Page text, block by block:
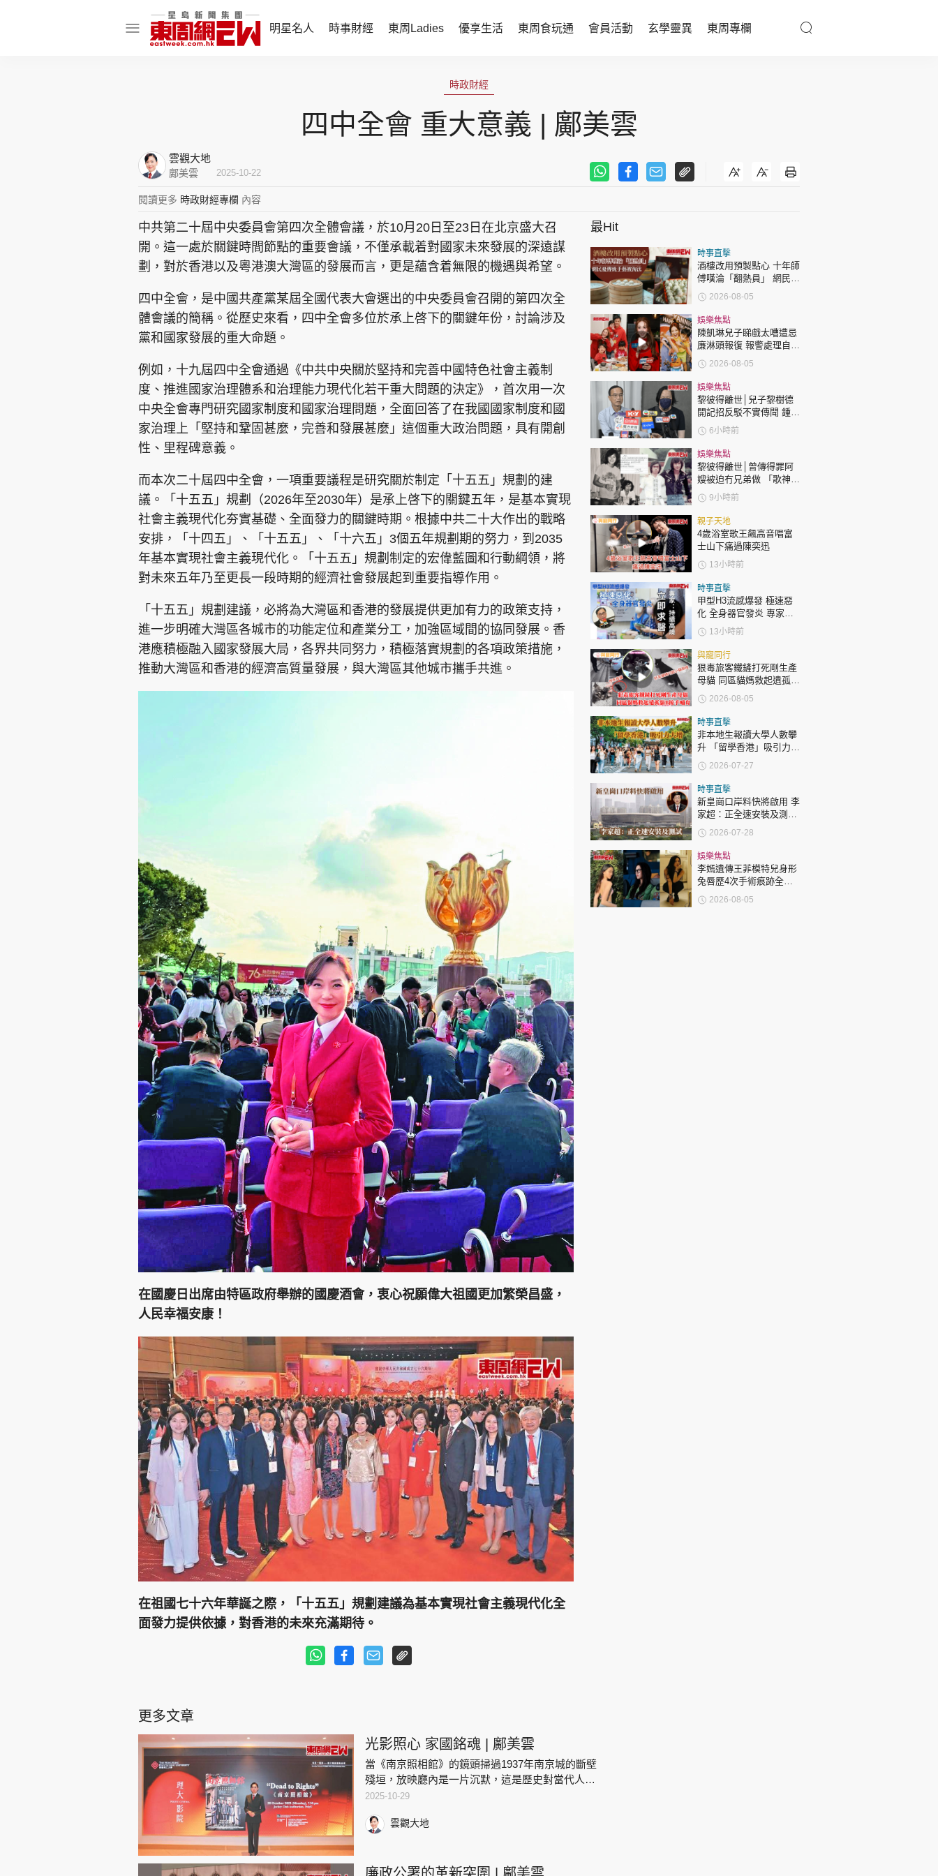
明星名人 時事財經 東周Ladies 優享生活 東周食玩通 會員活動 玄學靈異 東周專欄
東姑熱話
時事直擊
財經智庫
東周Ladies
談情說性
時尚生活 親子天地
與寵同行
東周食玩通
樂在灣區
會員活動
東周JETSO
玄學靈異
東勝運程
神機妙算 李丞責
鬼靈精怪 威師兄
娛樂名人
文化藝術
時政財經
健康生活
飲食旅遊
集團旗下品牌
東周刊 cazbuyer 東Touch PCM 電腦廣場 星島頭條 星島日報 頭條日報 星島環球 The Standard 親子王
關於我們 聯絡我們 隱私政策聲明 使用條款 版權及免責聲明 Copyright © 東周網 版權所有 . 不得轉載 ©Eastweek.com.hk. All rights reserved.
時政財經
四中全會 重大意義 | 鄺美雲
雲觀大地
鄺美雲 2025-10-22
閱讀更多 時政財經專欄 內容
中共第二十屆中央委員會第四次全體會議，於10月20日至23日在北京盛大召
開。這一處於關鍵時間節點的重要會議，不僅承載着對國家未來發展的深遠謀
劃，對於香港以及粵港澳大灣區的發展而言，更是蘊含着無限的機遇與希望。
四中全會，是中國共產黨某屆全國代表大會選出的中央委員會召開的第四次全
體會議的簡稱。從歷史來看，四中全會多位於承上啓下的關鍵年份，討論涉及
黨和國家發展的重大命題。
例如，十九屆四中全會通過《中共中央關於堅持和完善中國特色社會主義制
度、推進國家治理體系和治理能力現代化若干重大問題的決定》，首次用一次
中央全會專門研究國家制度和國家治理問題，全面回答了在我國國家制度和國
家治理上「堅持和鞏固甚麼，完善和發展甚麼」這個重大政治問題，具有開創
性、里程碑意義。
而本次二十屆四中全會，一項重要議程是研究關於制定「十五五」規劃的建
議。「十五五」規劃（2026年至2030年）是承上啓下的關鍵五年，是基本實現
社會主義現代化夯實基礎、全面發力的關鍵時期。根據中共二十大作出的戰略
安排，「十四五」、「十五五」、「十六五」3個五年規劃期的努力，到2035
年基本實現社會主義現代化。「十五五」規劃制定的宏偉藍圖和行動綱領，將
對未來五年乃至更長一段時期的經濟社會發展起到重要指導作用。
「十五五」規劃建議，必將為大灣區和香港的發展提供更加有力的政策支持，
進一步明確大灣區各城市的功能定位和產業分工，加強區域間的協同發展。香
港應積極融入國家發展大局，各界共同努力，積極落實規劃的各項政策措施，
推動大灣區和香港的經濟高質量發展，與大灣區其他城市攜手共進。
在國慶日出席由特區政府舉辦的國慶酒會，衷心祝願偉大祖國更加繁榮昌盛，
人民幸福安康！
在祖國七十六年華誕之際，「十五五」規劃建議為基本實現社會主義現代化全
面發力提供依據，對香港的未來充滿期待。
最Hit
時事直擊
酒樓改用預製點心 十年師
傅嘆淪「翻熱員」 網民憂
傳統手藝被淘汰
2026-08-05
娛樂焦點
陳凱琳兒子睇戲太嘈遭忌
廉淋頭報復 報警處理自責
護子不力 歐錦棠陳倩揚齊
表態「媽媽有責任」
2026-08-05
娛樂焦點
黎彼得離世│兒子黎樹德
開記招反駁不實傳聞 鍾志
光代好友澄清：冇經濟問
題
6小時前
娛樂焦點
黎彼得離世│曾傳得罪阿
嫂被迫冇兄弟做 「歌神」
許冠傑親筆撰寫悼念忘友
9小時前
親子天地
4歲浴室歌王飆高音唱富
士山下痛過陳奕迅
13小時前
時事直擊
甲型H3流感爆發 極速惡
化 全身器官發炎 專家：
持續高燒要立即求醫
13小時前
與寵同行
狠毒旅客鐵鏟打死剛生產
母貓 同區貓媽救起遺孤貓
B接手哺育
2026-08-05
時事直擊
非本地生報讀大學人數攀
升 「留學香港」吸引力大
增
2026-07-27
時事直擊
新皇崗口岸料快將啟用 李
家超：正全速安裝及測
試
2026-07-28
娛樂焦點
李嫣遺傳王菲模特兒身形
兔唇歷4次手術痕跡全消
變身美少女顏值升級
2026-08-05
更多文章
光影照心 家國銘魂 | 鄺美雲
當《南京照相館》的鏡頭掃過1937年南京城的斷壁
殘垣，放映廳內是一片沉默，這是歷史對當代人最
沉重的叩問，我的內心撼動，也久久不能平息。早
見證大歷史」為敘事主
2025-10-29
雲觀大地